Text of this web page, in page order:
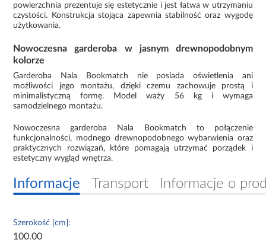
powierzchnia prezentuje się estetycznie i jest łatwa w utrzymaniu
czystości. Konstrukcja stojąca zapewnia stabilność oraz wygodę
użytkowania.
Nowoczesna garderoba w jasnym drewnopodobnym
kolorze
Garderoba Nala Bookmatch nie posiada oświetlenia ani
możliwości jego montażu, dzięki czemu zachowuje prostą i
minimalistyczną formę. Model waży 56 kg i wymaga
samodzielnego montażu.
Nowoczesna garderoba Nala Bookmatch to połączenie
funkcjonalności, modnego drewnopodobnego wybarwienia oraz
praktycznych rozwiązań, które pomagają utrzymać porządek i
estetyczny wygląd wnętrza.
Informacje Transport Informacje o
Szerokość [cm]:
100.00